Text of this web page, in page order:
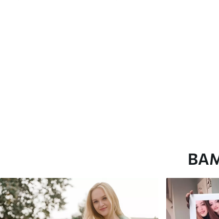
✓Яскраві, насичені кольори
✓Стійкість до вицвітання
✓Безпечне чорнило без запаху
Яскраві, насичені
Стійкість до
Безпечне чорнило